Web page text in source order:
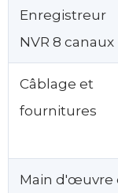
Enregistreur
NVR 8 canaux
Câblage et
fournitures
Main d'œuvre